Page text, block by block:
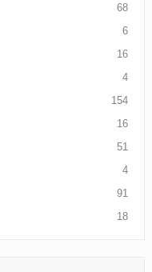
68
6
16
4
154
16
51
4
91
18